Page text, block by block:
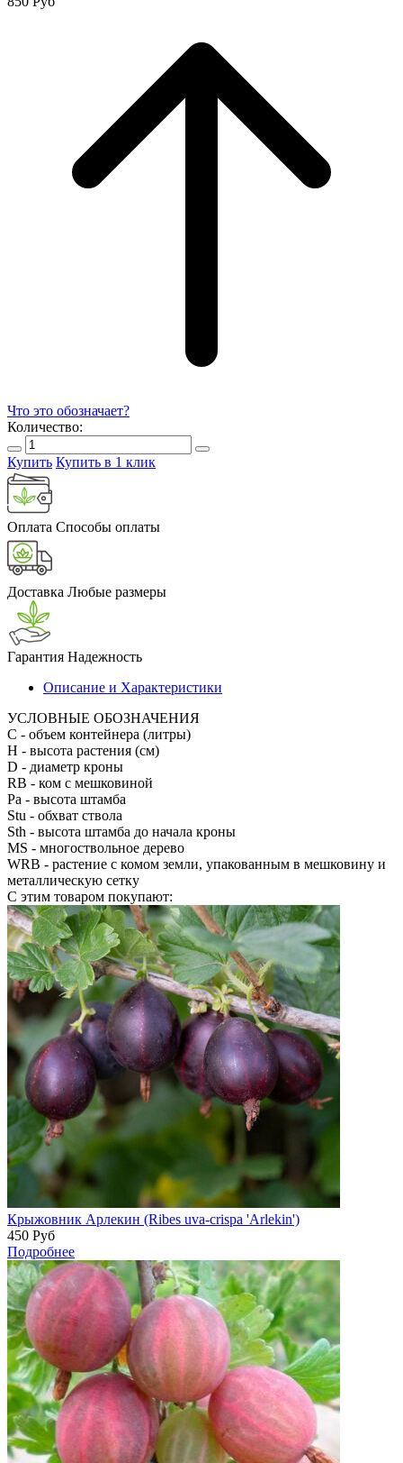
Что это обозначает?
Количество:
Купить Купить в 1 клик
Оплата Способы оплаты
Доставка Любые размеры
Гарантия Надежность
Описание и Характеристики
УСЛОВНЫЕ ОБОЗНАЧЕНИЯ
С - объем контейнера (литры)
H - высота растения (см)
D - диаметр кроны
RB - ком с мешковиной
Pa - высота штамба
Stu - обхват ствола
Sth - высота штамба до начала кроны
MS - многоствольное дерево
WRB - растение с комом земли, упакованным в мешковину и
металлическую сетку
С этим товаром покупают:
Крыжовник Арлекин (Ribes uva-crispa 'Arlekin')
450 Руб
Подробнее